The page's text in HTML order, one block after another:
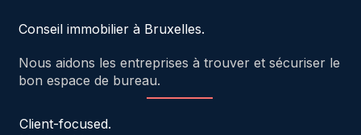
Conseil immobilier à Bruxelles.
Nous aidons les entreprises à trouver et sécuriser le
bon espace de bureau.
Client-focused.